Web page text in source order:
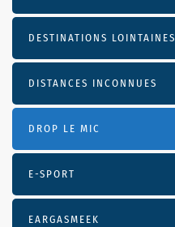
DESTINATIONS LOINTAINES
DISTANCES INCONNUES
DROP LE MIC
E-SPORT
EARGASMEEK